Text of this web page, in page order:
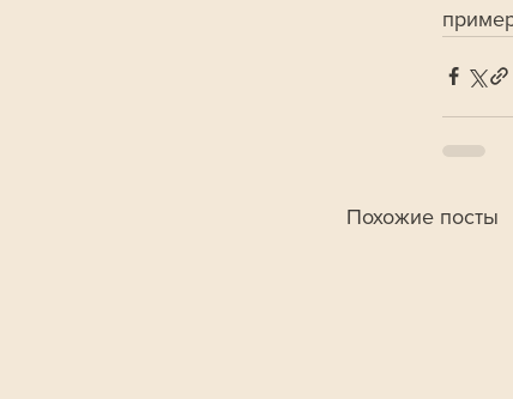
Похожие посты